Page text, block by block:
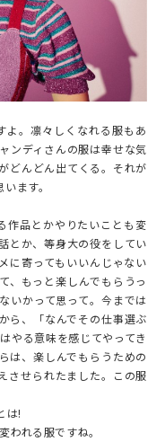
。凛々しくなれる服もあ
ンディさんの服は幸せな気
どんどん出てくる。それが
ます。
品とかやりたいことも変
とか、等身大の役をしてい
に寄ってもいいんじゃない
、もっと楽しんでもらうっ
いかって思って。今までは
ら、「なんでその仕事選ぶ
やる意味を感じてやってき
は、楽しんでもらうための
させられたました。この服
は!
れる服ですね。